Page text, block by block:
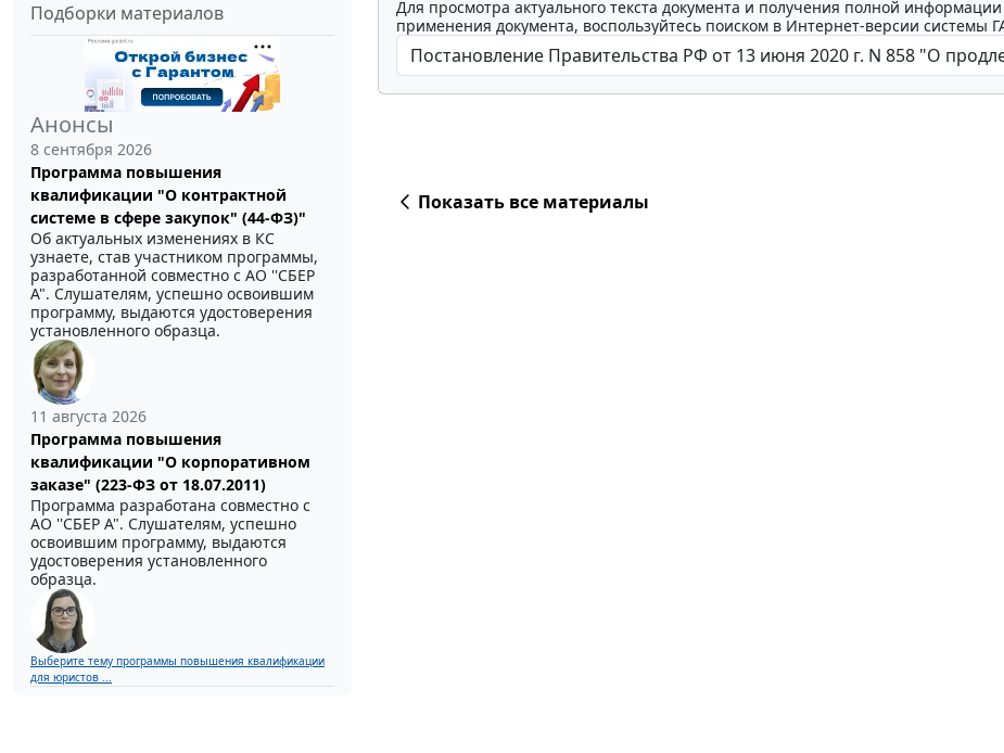
Подборки материалов
Анонсы
8 сентября 2026
Программа повышения
квалификации "О контрактной
системе в сфере закупок" (44-ФЗ)"
Об актуальных изменениях в КС
узнаете, став участником программы,
разработанной совместно с АО ''СБЕР
А". Слушателям, успешно освоившим
программу, выдаются удостоверения
установленного образца.
11 августа 2026
Программа повышения
квалификации "О корпоративном
заказе" (223-ФЗ от 18.07.2011)
Программа разработана совместно с
АО ''СБЕР А". Слушателям, успешно
освоившим программу, выдаются
удостоверения установленного
образца.
Выберите тему программы повышения квалификации
для юристов ...
Для просмотра актуального текста документа и получения полной
применения документа, воспользуйтесь поиском в Интернет-версии системы
Показать все материалы